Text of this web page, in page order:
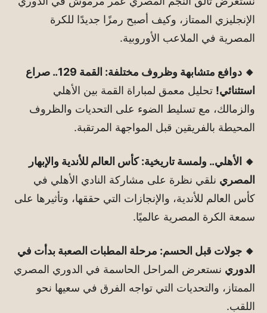
الإنجليزي الممتاز، وكيف أصبح رمزًا جديدًا للكرة
المصرية في الملاعب الأوروبية.
🔸 دوافع متشابهة وظروف مختلفة: القمة 129.. صراع
استثنائي! تحليل معمق لمباراة القمة بين الأهلي
والزمالك، مع تسليط الضوء على التحديات والظروف
المحيطة بالفريقين قبل المواجهة المرتقبة.
🔸 الأهلي.. ولمسة تاريخية: كأس العالم للأندية والإبهار
المصري نلقي نظرة على مشاركة النادي الأهلي في
كأس العالم للأندية، والإنجازات التي حققها، وتأثيرها على
سمعة الكرة المصرية عالميًا.
🔸 جولات قبل الحسم: مرحلة المطبات الصعبة بدأت في
الدوري نستعرض المراحل الحاسمة في الدوري المصري
الممتاز، والتحديات التي تواجه الفرق في سعيها نحو
اللقب.